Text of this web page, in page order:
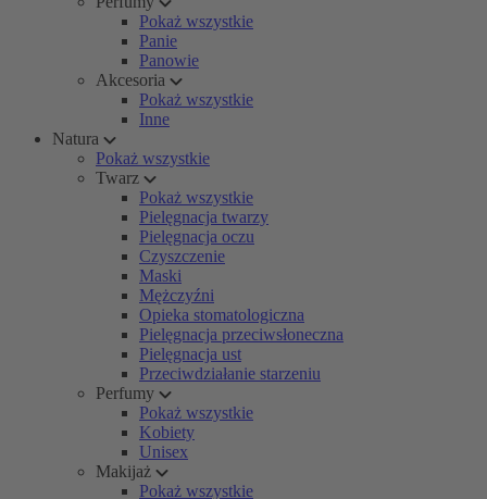
Pokaż wszystkie
Panie
Panowie
Akcesoria
Pokaż wszystkie
Inne
Natura
Pokaż wszystkie
Twarz
Pokaż wszystkie
Pielęgnacja twarzy
Pielęgnacja oczu
Czyszczenie
Maski
Mężczyźni
Opieka stomatologiczna
Pielęgnacja przeciwsłoneczna
Pielęgnacja ust
Przeciwdziałanie starzeniu
Perfumy
Pokaż wszystkie
Kobiety
Unisex
Makijaż
Pokaż wszystkie